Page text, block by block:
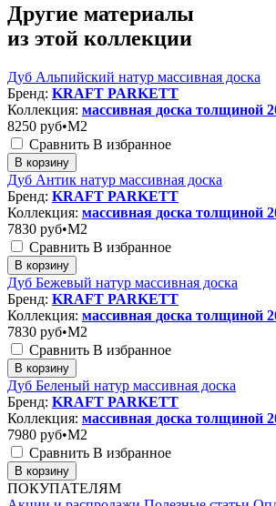
Другие материалы
из этой коллекции
Дуб Альпийский натур массивная доска
Бренд: KRAFT PARKETT
Коллекция: массивная доска толщиной
8250 руб•M2
Сравнить В избранное
В корзину
Дуб Антик натур массивная доска
Бренд: KRAFT PARKETT
Коллекция: массивная доска толщиной
7830 руб•M2
Сравнить В избранное
В корзину
Дуб Бежевый натур массивная доска
Бренд: KRAFT PARKETT
Коллекция: массивная доска толщиной
7830 руб•M2
Сравнить В избранное
В корзину
Дуб Беленый натур массивная доска
Бренд: KRAFT PARKETT
Коллекция: массивная доска толщиной
7980 руб•M2
Сравнить В избранное
В корзину
ПОКУПАТЕЛЯМ